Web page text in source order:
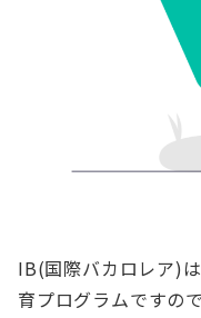
IB(国際バカロレア)
育プログラムですの